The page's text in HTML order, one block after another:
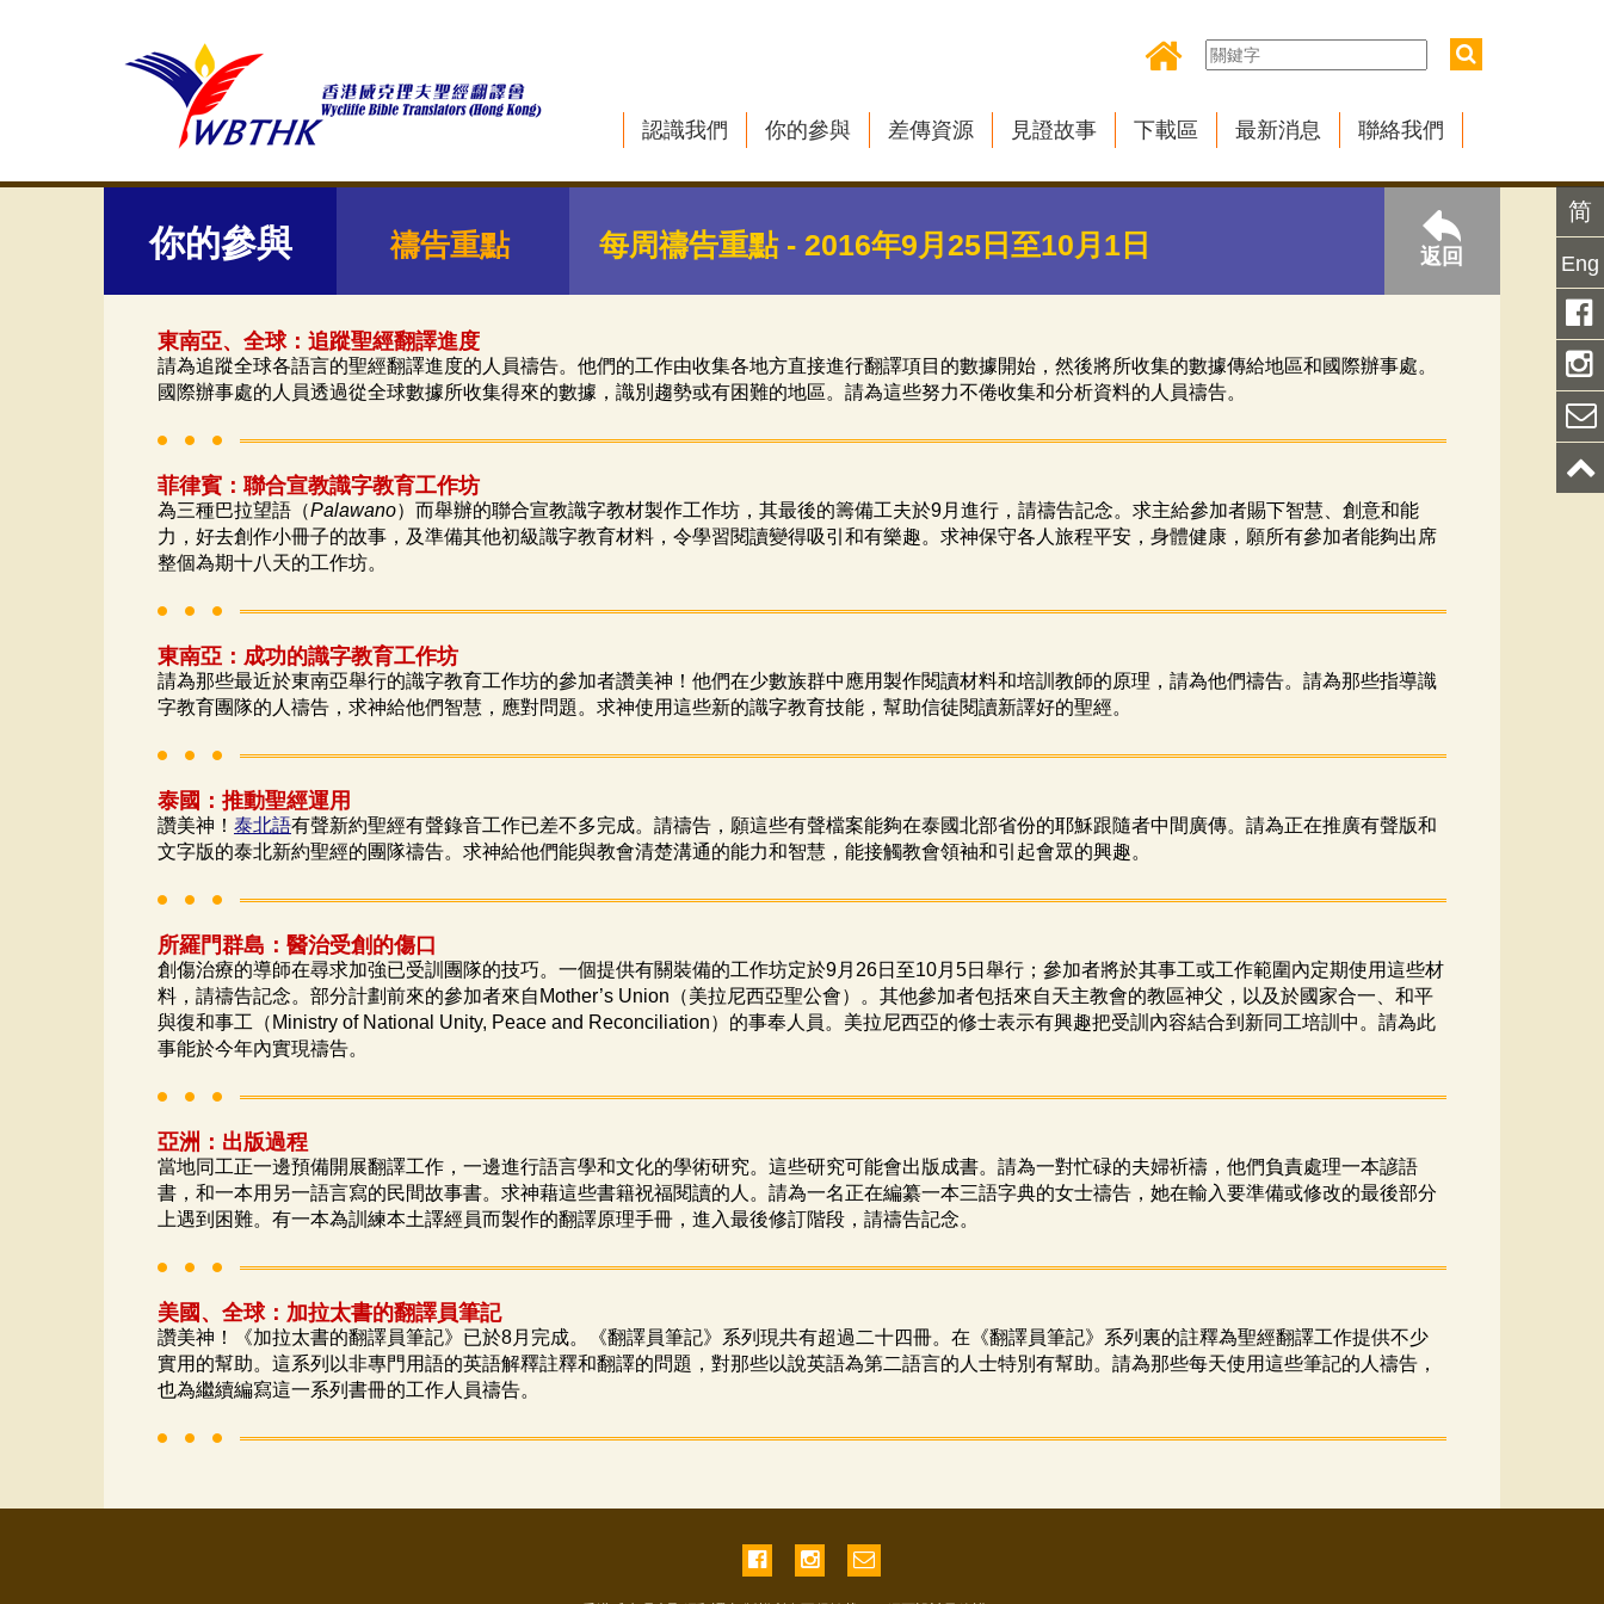
認識我們 你的參與 差傳資源 見證故事 下載區 最新消息 聯絡我們
你的參與 禱告重點 每周禱告重點 - 2016年9月25日至10月1日 返回
東南亞、全球：追蹤聖經翻譯進度
請為追蹤全球各語言的聖經翻譯進度的人員禱告。他們的工作由收集各地方直接進行翻譯項目的數據開始，然後將所收集的數據傳給地區和國際辦事處。
國際辦事處的人員透過從全球數據所收集得來的數據，識別趨勢或有困難的地區。請為這些努力不倦收集和分析資料的人員禱告。
菲律賓：聯合宣教識字教育工作坊
為三種巴拉望語（Palawano）而舉辦的聯合宣教識字教材製作工作坊，其最後的籌備工夫於9月進行，請禱告記念。求主給參加者賜下智慧、創意和能
力，好去創作小冊子的故事，及準備其他初級識字教育材料，令學習閱讀變得吸引和有樂趣。求神保守各人旅程平安，身體健康，願所有參加者能夠出席
整個為期十八天的工作坊。
東南亞：成功的識字教育工作坊
請為那些最近於東南亞舉行的識字教育工作坊的參加者讚美神！他們在少數族群中應用製作閱讀材料和培訓教師的原理，請為他們禱告。請為那些指導識
字教育團隊的人禱告，求神給他們智慧，應對問題。求神使用這些新的識字教育技能，幫助信徒閱讀新譯好的聖經。
泰國：推動聖經運用
讚美神！ 泰北語有聲新約聖經有聲錄音工作已差不多完成。請禱告，願這些有聲檔案能夠在泰國北部省份的耶穌跟隨者中間廣傳。請為正在推廣有聲版和
文字版的泰北新約聖經的團隊禱告。求神給他們能與教會清楚溝通的能力和智慧，能接觸教會領袖和引起會眾的興趣。
所羅門群島：醫治受創的傷口
創傷治療的導師在尋求加強已受訓團隊的技巧。一個提供有關裝備的工作坊定於9月26日至10月5日舉行；參加者將於其事工或工作範圍內定期使用這些材
料，請禱告記念。部分計劃前來的參加者來自Mother’s Union（美拉尼西亞聖公會）。其他參加者包括來自天主教會的教區神父，以及於國家合一、和平
與復和事工（Ministry of National Unity, Peace and Reconciliation）的事奉人員。美拉尼西亞的修士表示有興趣把受訓內容結合到新同工培訓中。請為此
事能於今年內實現禱告。
亞洲：出版過程
當地同工正一邊預備開展翻譯工作，一邊進行語言學和文化的學術研究。這些研究可能會出版成書。請為一對忙碌的夫婦祈禱，他們負責處理一本諺語
書，和一本用另一語言寫的民間故事書。求神藉這些書籍祝福閱讀的人。請為一名正在編纂一本三語字典的女士禱告，她在輸入要準備或修改的最後部分
上遇到困難。有一本為訓練本土譯經員而製作的翻譯原理手冊，進入最後修訂階段，請禱告記念。
美國、全球：加拉太書的翻譯員筆記
讚美神！《加拉太書的翻譯員筆記》已於8月完成。《翻譯員筆記》系列現共有超過二十四冊。在《翻譯員筆記》系列裏的註釋為聖經翻譯工作提供不少
實用的幫助。這系列以非專門用語的英語解釋註釋和翻譯的問題，對那些以說英語為第二語言的人士特別有幫助。請為那些每天使用這些筆記的人禱告，
也為繼續編寫這一系列書冊的工作人員禱告。
简
Eng